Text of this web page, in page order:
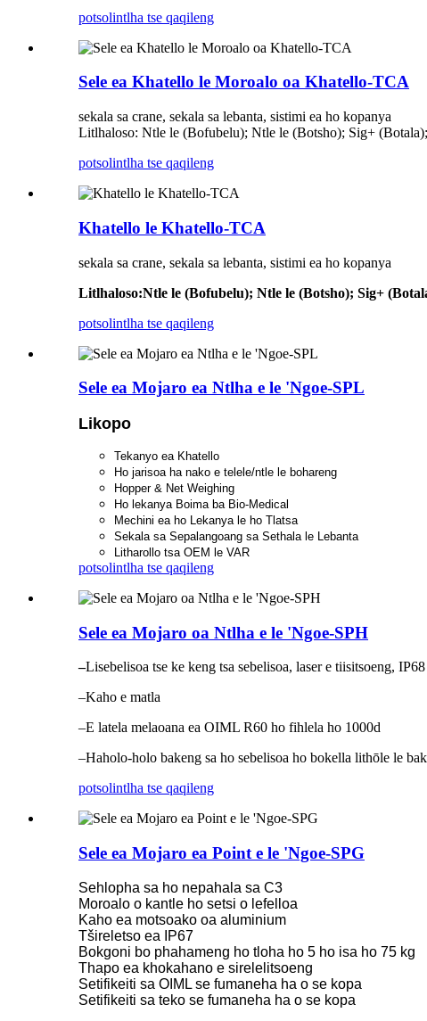
potsolintlha tse qaqileng
Sele ea Khatello le Moroalo oa Khatello-TCA
sekala sa crane, sekala sa lebanta, sistimi ea ho kopanya
Litlhaloso: Ntle le (Bofubelu); Ntle le (Botsho); Sig+
potsolintlha tse qaqileng
Khatello le Khatello-TCA
sekala sa crane, sekala sa lebanta, sistimi ea ho kopanya
Litlhaloso:Ntle le (Bofubelu); Ntle le (Botsho); Sig+
potsolintlha tse qaqileng
Sele ea Mojaro ea Ntlha e le 'Ngoe-SPL
Likopo
Tekanyo ea Khatello
Ho jarisoa ha nako e telele/ntle le bohareng
Hopper & Net Weighing
Ho lekanya Boima ba Bio-Medical
Mechini ea ho Lekanya le ho Tlatsa
Sekala sa Sepalangoang sa Sethala le Lebanta
Litharollo tsa OEM le VAR
potsolintlha tse qaqileng
Sele ea Mojaro oa Ntlha e le 'Ngoe-SPH
–Lisebelisoa tse ke keng tsa sebelisoa, laser e tiisitsoeng, IP68
–Kaho e matla
–E latela melaoana ea OIML R60 ho fihlela ho 1000d
–Haholo-holo bakeng sa ho sebelisoa ho bokella lithōle le
potsolintlha tse qaqileng
Sele ea Mojaro ea Point e le 'Ngoe-SPG
Sehlopha sa ho nepahala sa C3
Moroalo o kantle ho setsi o lefelloa
Kaho ea motsoako oa aluminium
Tšireletso ea IP67
Bokgoni bo phahameng ho tloha ho 5 ho isa ho 75 kg
Thapo ea khokahano e sirelelitsoeng
Setifikeiti sa OIML se fumaneha ha o se kopa
Setifikeiti sa teko se fumaneha ha o se kopa